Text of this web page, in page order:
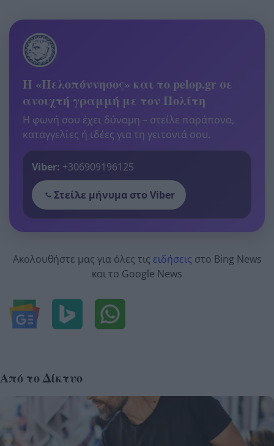
Η «Πελοπόννησος» και το pelop.gr σε
ανοιχτή γραμμή με τον Πολίτη
Η φωνή σου έχει δύναμη – στείλε παράπονα,
καταγγελίες ή ιδέες για τη γειτονιά σου.
Viber: +306909196125
Στείλε μήνυμα στο Viber
Ακολουθήστε μας για όλες τις ειδήσεις στο Bing News
και το Google News
Από το Δίκτυο